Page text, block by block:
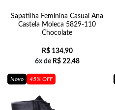
Sapatilha Feminina Casual Ana
Castela Moleca 5829-110
Chocolate
R$134,90
6x de R$22,48
Novo 45% OFF